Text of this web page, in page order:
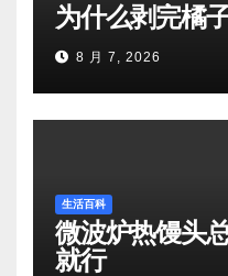
为什么剥完橘
8 月 7, 2026
生活百科
微波炉热馒头
就行